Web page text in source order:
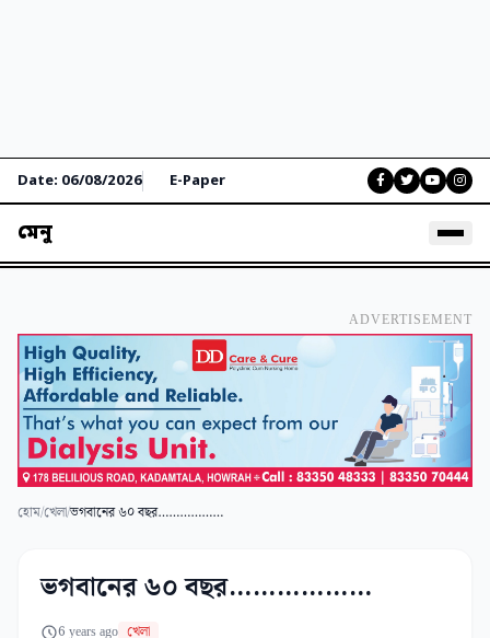
Date: 06/08/2026 E-Paper
মেনু
ADVERTISEMENT
হোম/খেলা/ভগবানের ৬০ বছর………………
ভগবানের ৬০ বছর………………
6 years ago খেলা